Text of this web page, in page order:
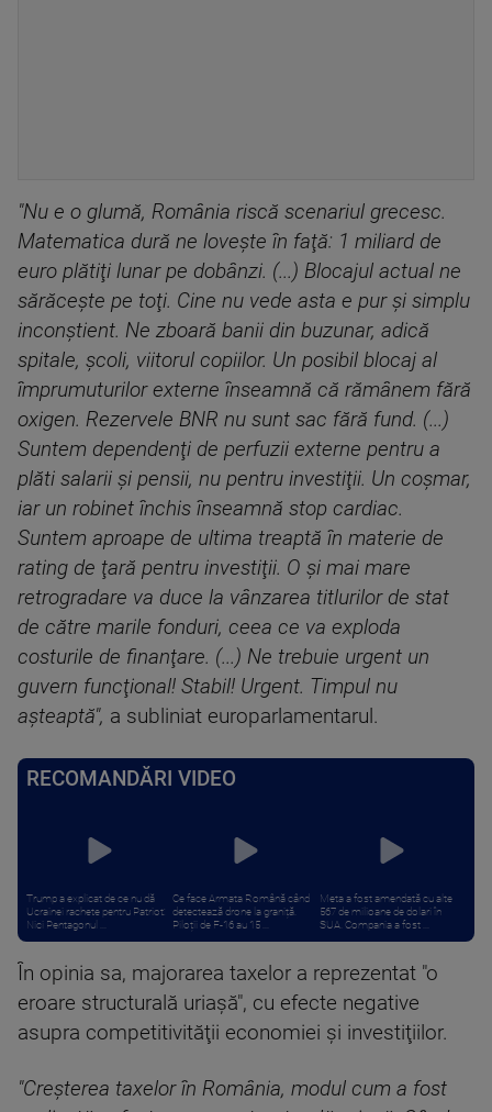
"Nu e o glumă, România riscă scenariul grecesc.
Matematica dură ne loveşte în faţă: 1 miliard de
euro plătiţi lunar pe dobânzi. (...) Blocajul actual ne
sărăceşte pe toţi. Cine nu vede asta e pur şi simplu
inconştient. Ne zboară banii din buzunar, adică
spitale, şcoli, viitorul copiilor. Un posibil blocaj al
împrumuturilor externe înseamnă că rămânem fără
oxigen. Rezervele BNR nu sunt sac fără fund. (...)
Suntem dependenţi de perfuzii externe pentru a
plăti salarii şi pensii, nu pentru investiţii. Un coşmar,
iar un robinet închis înseamnă stop cardiac.
Suntem aproape de ultima treaptă în materie de
rating de ţară pentru investiţii. O şi mai mare
retrogradare va duce la vânzarea titlurilor de stat
de către marile fonduri, ceea ce va exploda
costurile de finanţare. (...) Ne trebuie urgent un
guvern funcţional! Stabil! Urgent. Timpul nu
aşteaptă", a subliniat europarlamentarul.
RECOMANDĂRI VIDEO
Trump a explicat de ce nu dă
Ucrainei rachete pentru Patriot:
Nici Pentagonul ...
Ce face Armata Română când
detectează drone la graniță.
Piloții de F-16 au 15 ...
Meta a fost amendată cu alte
567 de milioane de dolari în
SUA. Compania a fost ...
În opinia sa, majorarea taxelor a reprezentat "o
eroare structurală uriaşă", cu efecte negative
asupra competitivităţii economiei şi investiţiilor.
"Creşterea taxelor în România, modul cum a fost